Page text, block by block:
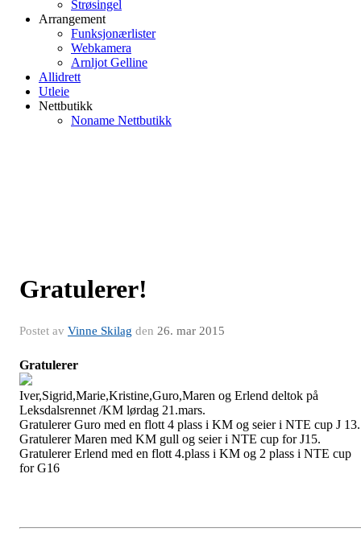
Strøsingel
Arrangement
Funksjonærlister
Webkamera
Arnljot Gelline
Allidrett
Utleie
Nettbutikk
Noname Nettbutikk
Gratulerer!
Postet av Vinne Skilag den 26. mar 2015
Gratulerer
Iver,Sigrid,Marie,Kristine,Guro,Maren og Erlend deltok på
Leksdalsrennet /KM lørdag 21.mars.
Gratulerer Guro med en flott 4 plass i KM og seier i NTE cup J 13.
Gratulerer Maren med KM gull og seier i NTE cup for J15.
Gratulerer Erlend med en flott 4.plass i KM og 2 plass i NTE cup
for G16